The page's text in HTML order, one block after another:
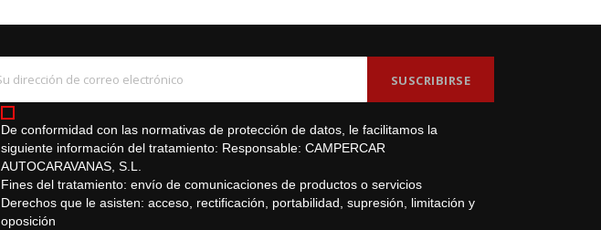
De conformidad con las normativas de protección de datos, le facilitamos la
siguiente información del tratamiento: Responsable: CAMPERCAR
AUTOCARAVANAS, S.L.
Fines del tratamiento: envío de comunicaciones de productos o servicios
Derechos que le asisten: acceso, rectificación, portabilidad, supresión, limitación y
oposición